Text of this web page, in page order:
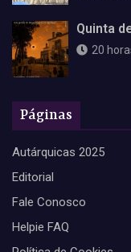
Quinta
20
Páginas
Autárquicas 2025
Editorial
Fale Conosco
Helpie FAQ